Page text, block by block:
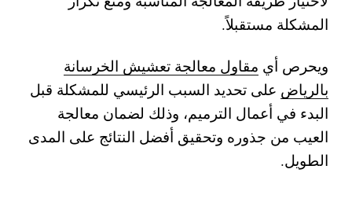
المشكلة مستقبلاً.
ويحرص أي مقاول معالجة تعشيش الخرسانة
بالرياض على تحديد السبب الرئيسي للمشكلة قبل
البدء في أعمال الترميم، وذلك لضمان معالجة
العيب من جذوره وتحقيق أفضل النتائج على المدى
الطويل.